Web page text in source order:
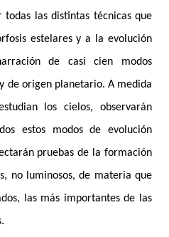
las distintas técnicas que
estelares y a la evolución
de casi cien modos
de origen planetario. A medida
los cielos, observarán
estos modos de evolución
pruebas de la formación
no luminosos, de materia que
las más importantes de las